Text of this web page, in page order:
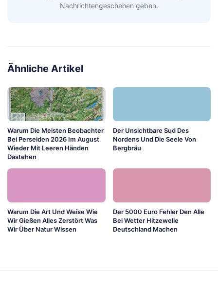
Nachrichtengeschehen geben.
Ähnliche Artikel
Warum Die Meisten Beobachter
Bei Perseiden 2026 Im August
Wieder Mit Leeren Händen
Dastehen
Der Unsichtbare Sud Des
Nordens Und Die Seele Von
Bergbräu
Warum Die Art Und Weise Wie
Wir Gießen Alles Zerstört Was
Wir Über Natur Wissen
Der 5000 Euro Fehler Den Alle
Bei Wetter Hitzewelle
Deutschland Machen